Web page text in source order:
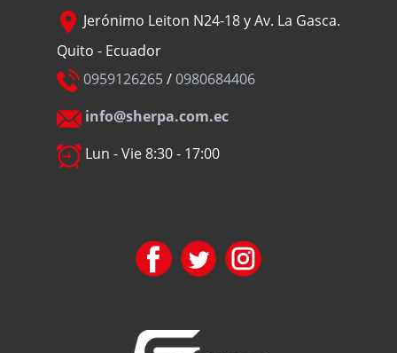
Jerónimo Leiton N24-18 y Av. La Gasca.
Quito - Ecuador
0959126265/0980684406
info@sherpa.com.ec
Lun - Vie 8:30 - 17:00